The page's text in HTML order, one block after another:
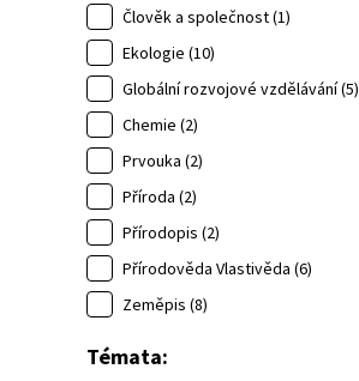
Člověk a společnost (1)
Ekologie (10)
Globální rozvojové vzdělávání (5)
Chemie (2)
Prvouka (2)
Příroda (2)
Přírodopis (2)
Přírodověda Vlastivěda (6)
Zeměpis (8)
Témata: